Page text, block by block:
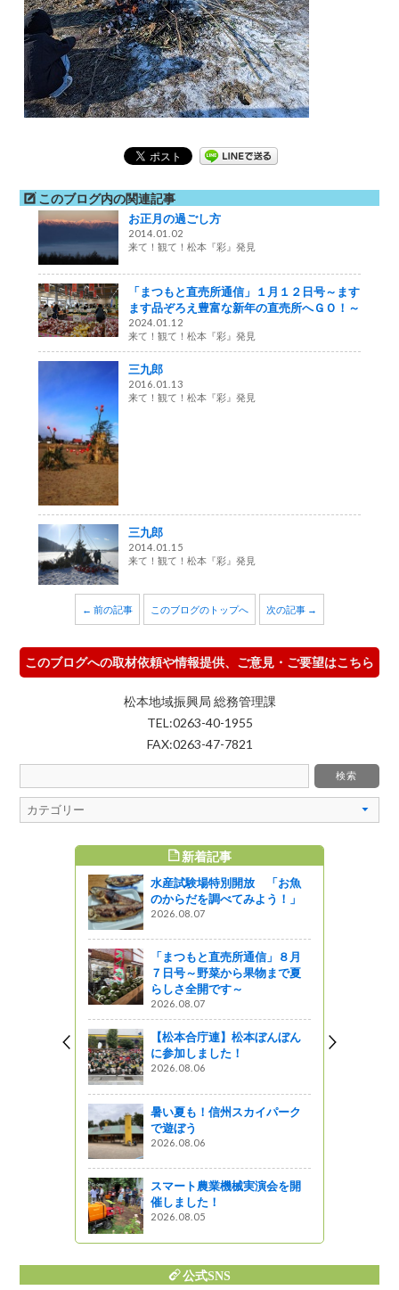
このブログ内の関連記事
お正月の過ごし方
2014.01.02
来て！観て！松本『彩』発見
「まつもと直売所通信」１月１２日号～ます
ます品ぞろえ豊富な新年の直売所へＧＯ！～
2024.01.12
来て！観て！松本『彩』発見
三九郎
2016.01.13
来て！観て！松本『彩』発見
三九郎
2014.01.15
来て！観て！松本『彩』発見
← 前の記事 このブログのトップへ 次の記事 →
このブログへの取材依頼や情報提供、ご意見・ご要望はこちら
松本地域振興局 総務管理課
TEL:0263-40-1955
FAX:0263-47-7821
新着記事
水産試験場特別開放 「お魚
のからだを調べてみよう！」
2026.08.07
「まつもと直売所通信」８月
７日号～野菜から果物まで夏
らしさ全開です～
2026.08.07
【松本合庁連】松本ぼんぼん
に参加しました！
2026.08.06
暑い夏も！信州スカイパーク
で遊ぼう
2026.08.06
スマート農業機械実演会を開
催しました！
2026.08.05
公式SNS